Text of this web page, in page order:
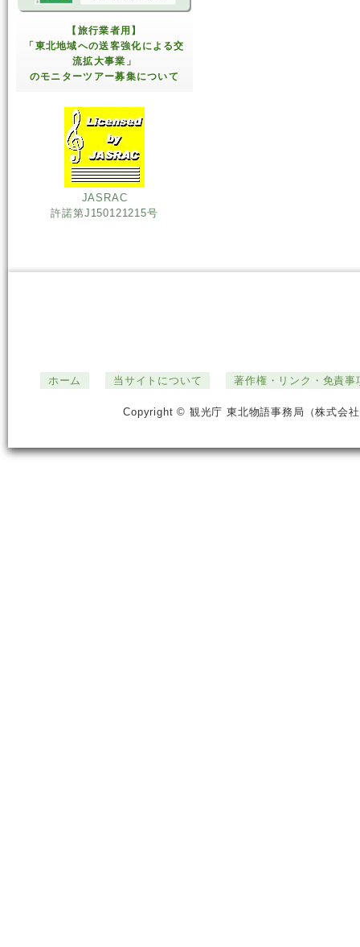
【旅行業者用】
「東北地域への送客強化による交
流拡大事業」
のモニターツアー募集について
JASRAC
許諾第J150121215号
ホーム 当サイトについて 著作権・リンク・免責事
Copyright © 観光庁 東北物語事務局（株式会